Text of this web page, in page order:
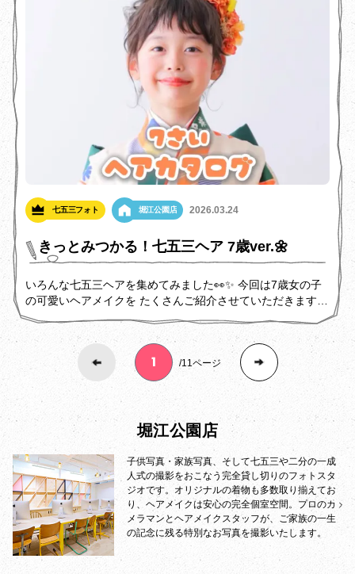
七五三フォト 堀江公園店 2026.03.24
きっとみつかる！七五三ヘア 7歳ver.🌼
いろんな七五三ヘアを集めてみました👀✨️ 今回は7歳女の子
の可愛いヘアメイクを たくさんご紹介させていただきますの
で、 ぜひご参考にしてください💞
11ページ
堀江公園店
子供写真・家族写真、そして七五三や二分の一成
人式の撮影をおこなう完全貸し切りのフォトスタ
ジオです。オリジナルの着物も多数取り揃えてお
り、ヘアメイクは安心の完全個室空間。プロのカ
メラマンとヘアメイクスタッフが、ご家族の一生
の記念に残る特別なお写真を撮影いたします。